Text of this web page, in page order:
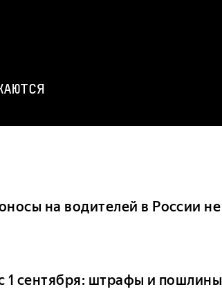
на водителей в России не
1 сентября: штрафы и пошлины